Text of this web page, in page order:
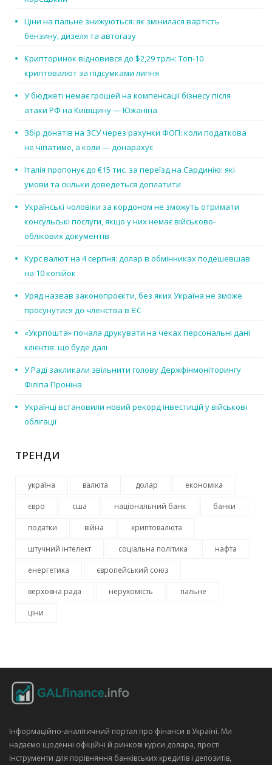
Ціни на пальне знижуються: як змінилася вартість
бензину, дизеля та автогазу
Крипторинок відновився до $2,29 трлн: Топ-10
криптовалют за підсумками липня
У бюджеті немає грошей на компенсації бізнесу після
атаки РФ на Київщину — Южаніна
Збір донатів на ЗСУ через рахунки ФОП: коли податкова
не чіпатиме, а коли — донарахує
Італія пропонує до €15 тис. за переїзд на Сардинію: які
умови та скільки доведеться доплатити
Українські чоловіки за кордоном не зможуть отримати
консульські послуги, якщо у них немає військово-
облікових документів
Курс валют на 4 серпня: долар в обмінниках подешевшав
на 10 копійок
Уряд назвав законопроєкти, без яких Україна не зможе
просунутися до членства в ЄС
«Укрпошта» почала друкувати на чеках персональні дані
клієнтів: що буде далі
У Раді закликали звільнити голову Держфінмоніторингу
Філіпа Проніна
Українці встановили новий рекорд інвестицій у військові
облігації
ТРЕНДИ
україна валюта долар економіка
євро сша національний банк банки
податки війна криптовалюта
штучний інтелект соціальна політика нафта
енергетика європейський союз
верховна рада нерухомість пальне
ціни
Інформаційно‑аналітичний портал про фінанси в Україні. Ми
надаємо щоденні офіційні й ринкові курси долара, прості
інструменти для порівняння банківських кредитів і депозитів,